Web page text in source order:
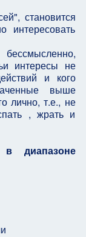
становится
интересы не
и кого
выше
лично, т.е., не
, жрать и
диапазоне